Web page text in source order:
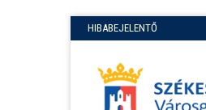
HIBABEJELENTŐ